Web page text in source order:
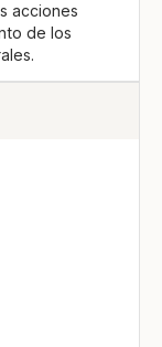
acciones
de los